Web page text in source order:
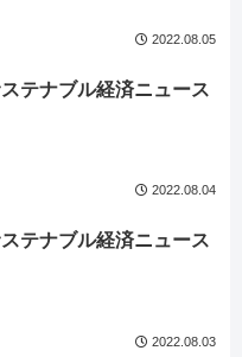
2022.08.05
テナブル経済ニュース
2022.08.04
テナブル経済ニュース
2022.08.03